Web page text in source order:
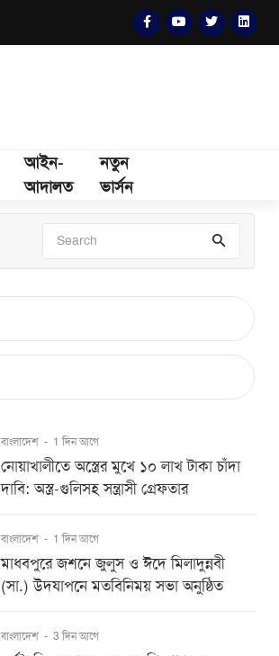
আইন-
আদালত
নতুন
ভার্সন
বাংলাদেশ - 1 দিন আগে
নোয়াখালীতে অস্ত্রের মুখে ১০ লাখ টাকা চাঁদা
দাবি: অস্ত্র-গুলিসহ সন্ত্রাসী গ্রেফতার
বাংলাদেশ - 1 দিন আগে
মাধবপুরে জশনে জুলুস ও ঈদে মিলাদুন্নবী
(সা.) উদযাপনে মতবিনিময় সভা অনুষ্ঠিত
বাংলাদেশ - 3 দিন আগে